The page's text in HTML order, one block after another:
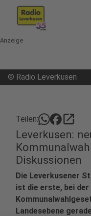
Anzeige
© Radio Leverkusen
Teilen: open_in_new
Leverkusen:
Diskussionen
Die Leverkusener
ist die erste, bei der
Landesebene